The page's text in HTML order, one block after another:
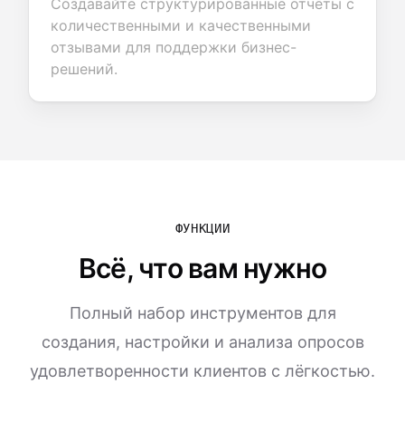
Создавайте структурированные отчёты с
количественными и качественными
отзывами для поддержки бизнес-
решений.
ФУНКЦИИ
Всё, что вам нужно
Полный набор инструментов для
создания, настройки и анализа опросов
удовлетворенности клиентов с лёгкостью.